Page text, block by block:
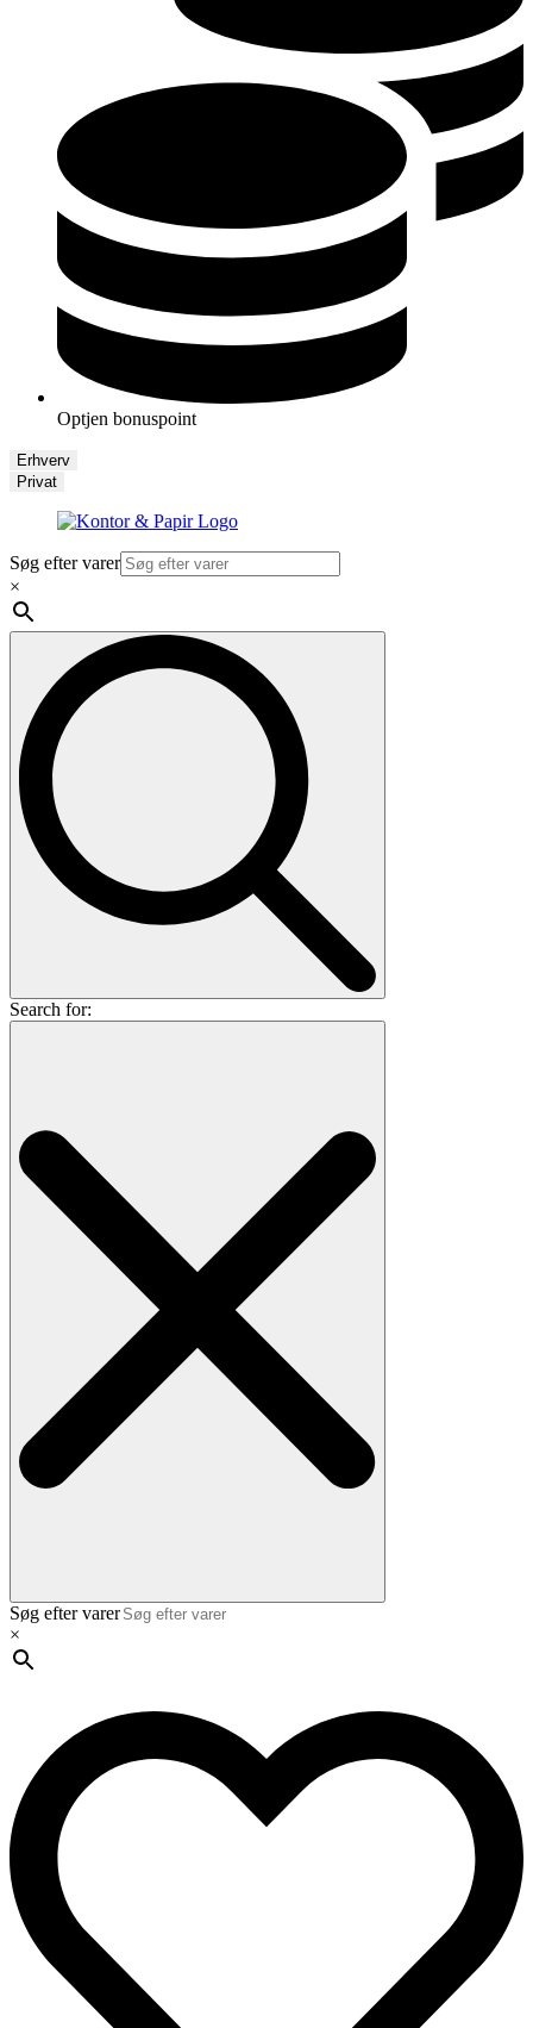
Optjen bonuspoint
Erhverv
Privat
Søg efter varer
×
Search for:
Søg efter varer
×